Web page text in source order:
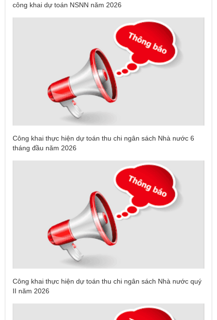
công khai dự toán NSNN năm 2026
Công khai thực hiện dự toán thu chi ngân sách Nhà nước 6
tháng đầu năm 2026
Công khai thực hiện dự toán thu chi ngân sách Nhà nước quý
II năm 2026